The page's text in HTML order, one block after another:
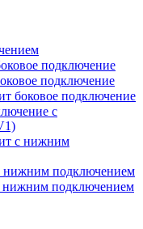
подключение
подключение
боковое подключение
с
с нижним
нижним подключением
нижним подключением